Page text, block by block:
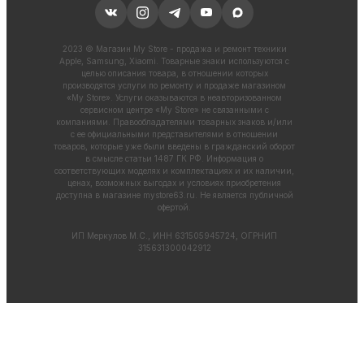
2023 © Магазин My Store - продажа и ремонт техники
Apple, Samsung, Xiaomi. Товарные знаки используются с
целью описания товара, в отношении которых
производятся услуги по ремонту и продаже магазином
«My Store». Услуги оказываются в неавторизованном
сервисном центре «My Store» не связанными с
компаниями. Правообладателями товарных знаков и/или
с ее официальными представителями в отношении
товаров, которые уже были введены в гражданский оборот
в смысле статьи 1487 ГК РФ. Информация о
соответствующих моделях и комплектациях и их наличии,
ценах, возможных выгодах и условиях приобретения
доступна в магазине mystore63.ru . Не является публичной
офертой.
ИП Меркулов М.С., ИНН 631505945724, ОГРНИП
315631300042912